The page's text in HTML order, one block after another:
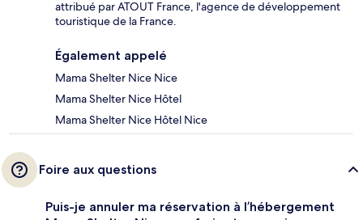
attribué par ATOUT France, l'agence de développement
touristique de la France.
Également appelé
Mama Shelter Nice Nice
Mama Shelter Nice Hôtel
Mama Shelter Nice Hôtel Nice
Foire aux questions
Puis-je annuler ma réservation à l’hébergement